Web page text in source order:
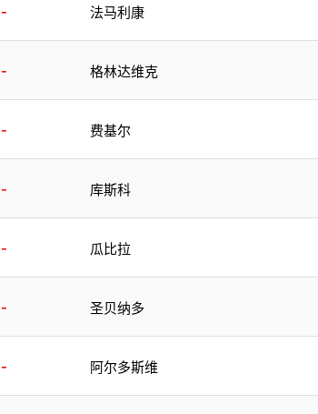
- 法马利康
- 格林达维克
- 费基尔
- 库斯科
- 瓜比拉
- 圣贝纳多
- 阿尔多斯维